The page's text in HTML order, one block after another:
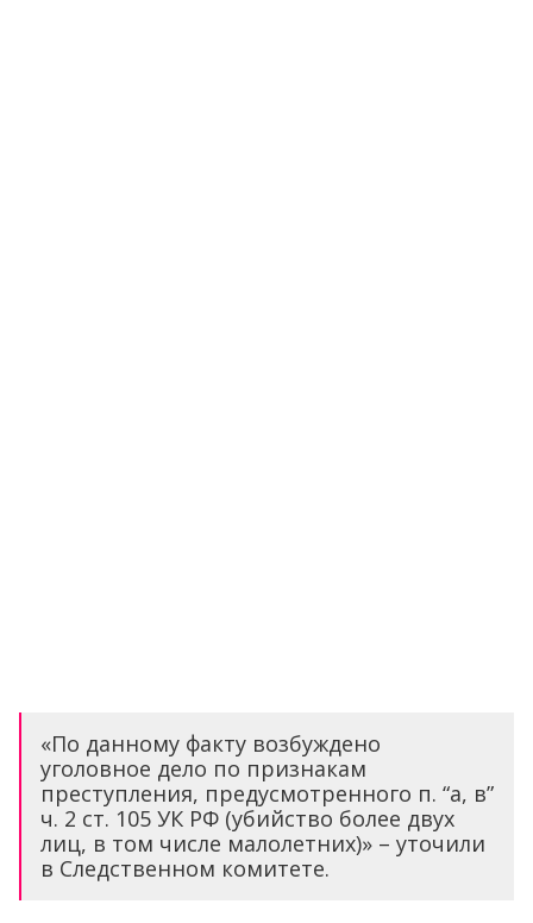
«По данному факту возбуждено
уголовное дело по признакам
преступления, предусмотренного п. “а, в”
ч. 2 ст. 105 УК РФ (убийство более двух
лиц, в том числе малолетних)» – уточили
в Следственном комитете.